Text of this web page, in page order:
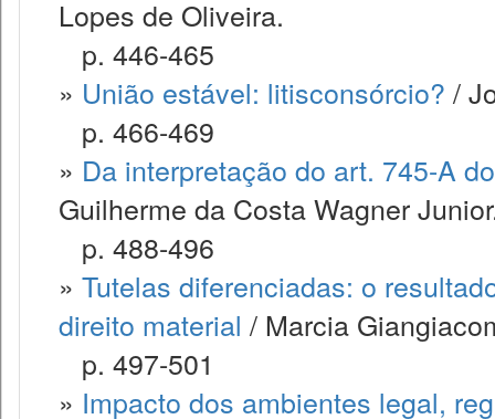
Lopes de Oliveira.
p. 446-465
» União estável: litisconsórcio? /
p. 466-469
» Da interpretação do art. 745-A
Guilherme da Costa Wagner
p. 488-496
» Tutelas diferenciadas: o
direito material / Marcia
p. 497-501
» Impacto dos ambientes legal,